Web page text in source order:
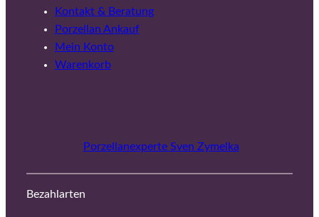
Kontakt & Beratung
Porzellan Ankauf
Mein Konto
Warenkorb
Porzellanexperte Sven Zymelka
Bezahlarten